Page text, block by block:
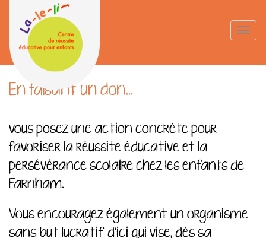
contenu
principal
Toggle
Faites un don
En faisant un don...
vous posez une action concrète pour
favoriser la réussite éducative et la
persévérance scolaire chez les enfants de
Farnham.
Vous encouragez également un organisme
sans but lucratif d'ici qui vise, dès sa